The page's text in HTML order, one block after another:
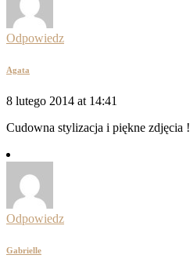
Odpowiedz
Agata
8 lutego 2014 at 14:41
Cudowna stylizacja i piękne zdjęcia !
Odpowiedz
Gabrielle